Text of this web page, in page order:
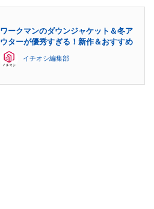
ワークマンのダウンジャケット＆冬ア
ウターが優秀すぎる！新作＆おすすめ
イチオシ編集部